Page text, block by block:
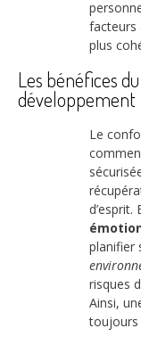
facteurs
plus
Les bénéfices
développement
Le
d’esprit.
planifier
risques
Ainsi,
toujours